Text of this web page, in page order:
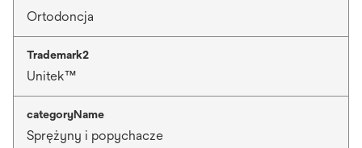
Ortodoncja
Trademark2
Unitek™
categoryName
Sprężyny i popychacze